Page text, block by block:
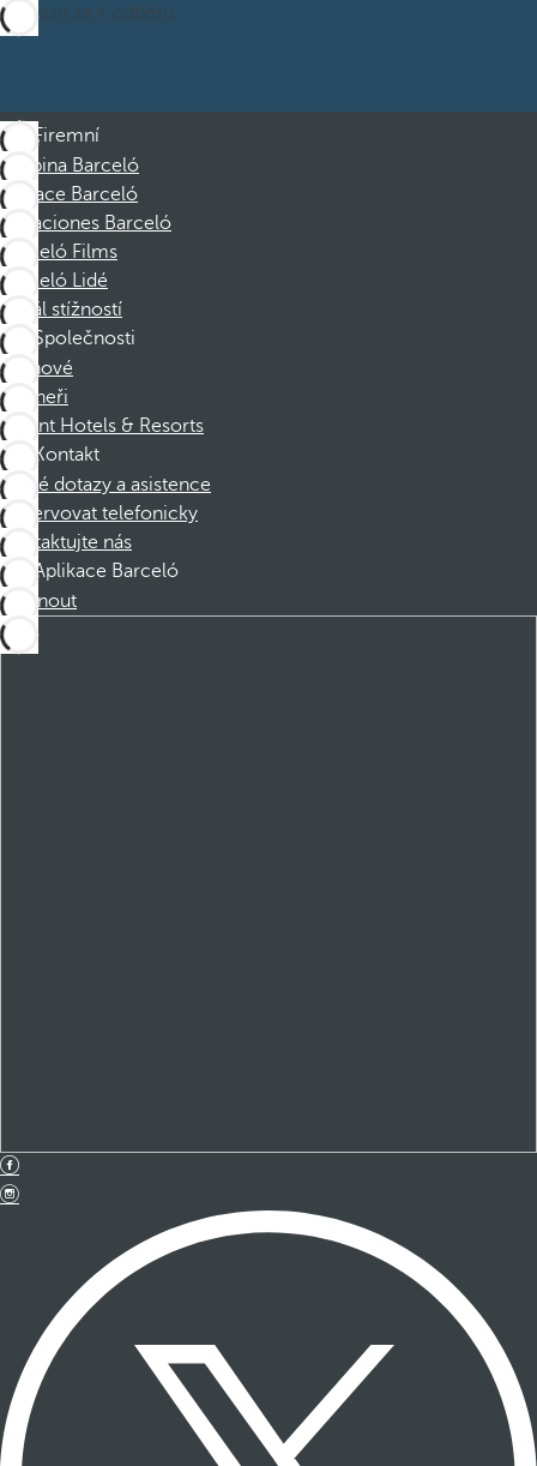
Přihlásit se k odběru
Firemní
Skupina Barceló
Nadace Barceló
Vacaciones Barceló
Barceló Films
Barceló Lidé
Kanál stížností
Společnosti
Členové
Partneři
Dorint Hotels & Resorts
Kontakt
Časté dotazy a asistence
Rezervovat telefonicky
Kontaktujte nás
Aplikace Barceló
Stáhnout